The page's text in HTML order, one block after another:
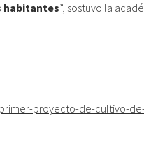
habitantes”, sostuvo la
proyecto-de-cultivo-